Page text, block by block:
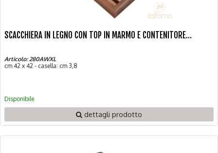
SCACCHIERA IN LEGNO CON TOP IN MARMO E CONTENITORE...
Articolo: 280AWXL
cm 42 x 42 - casella: cm 3,8
Disponibile
dettagli prodotto